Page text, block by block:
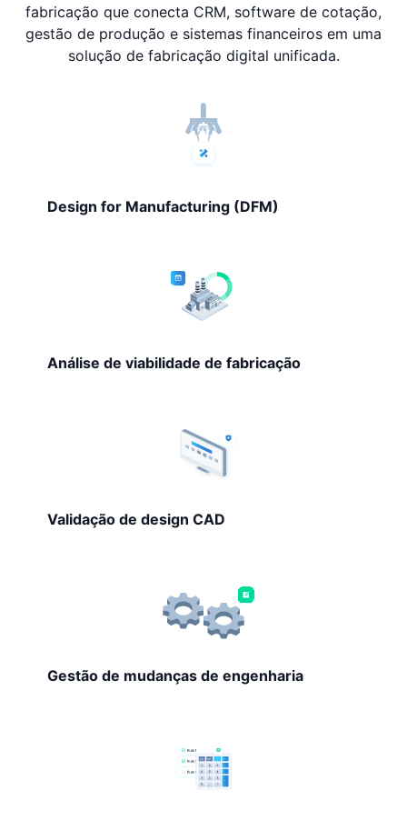
fabricação que conecta CRM, software de cotação,
gestão de produção e sistemas financeiros em uma
solução de fabricação digital unificada.
Design for Manufacturing (DFM)
Análise de viabilidade de fabricação
Validação de design CAD
Gestão de mudanças de engenharia